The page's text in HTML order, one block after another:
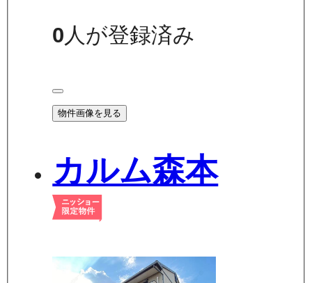
0人が登録済み
物件画像を見る
カルム森本